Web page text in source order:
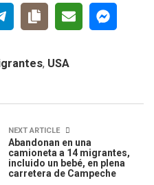
, USA
NEXT ARTICLE
Abandonan en una
camioneta a 14 migrantes,
incluido un bebé, en plena
carretera de Campeche